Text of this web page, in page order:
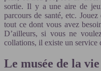
sortie. Il y a une aire de
parcours de santé, etc.
tout ce dont vous avez
D’ailleurs, si vous ne
collations, il existe un service
Le musée de la